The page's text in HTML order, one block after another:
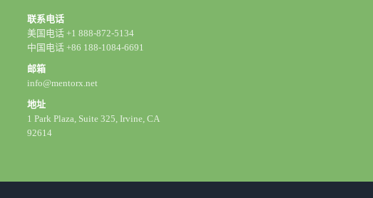
联系电话
美国电话 +1 888-872-5134
中国电话 +86 188-1084-6691
邮箱
info@mentorx.net
地址
1 Park Plaza, Suite 325, Irvine, CA
92614